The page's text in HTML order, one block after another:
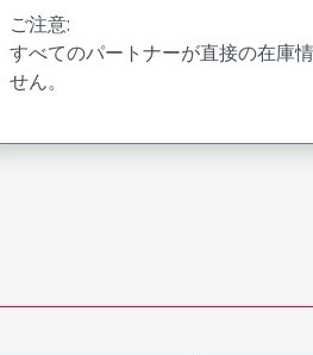
ご注意:
すべてのパートナーが直接の在庫
せん。